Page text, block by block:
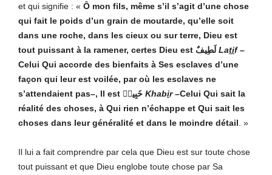
et qui signifie : « Ô mon fils, même s’il s’agit d’une chose
qui fait le poids d’un grain de moutarde, qu’elle soit
dans une roche, dans les cieux ou sur terre, Dieu est
tout puissant à la ramener, certes Dieu est لَطِيفٌ Latif–
Celui Qui accorde des bienfaits à Ses esclaves d’une
façon qui leur est voilée, par où les esclaves ne
s’attendaient pas–, Il est خَبِيرٞ Khabir–Celui Qui sait la
réalité des choses, à Qui rien n’échappe et Qui sait les
choses dans leur généralité et dans le moindre détail »
Il lui a fait comprendre par cela que Dieu est sur toute chose
tout puissant et que Dieu englobe toute chose par Sa